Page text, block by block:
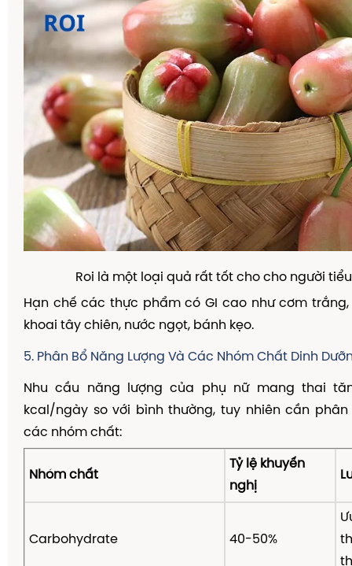
Roi là một loại quả rất tốt cho cho người
Hạn chế các thực phẩm có GI cao như cơm
khoai tây chiên, nước ngọt, bánh kẹo.
5. Phân Bổ Năng Lượng Và Các Nhóm Chất Dinh
Nhu cầu năng lượng của phụ nữ mang thai
kcal/ngày so với bình thường, tuy nhiên cần
các nhóm chất:
Nhóm chất
Tỷ lệ khuyến
nghị
Carbohydrate 40-50%